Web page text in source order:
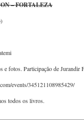
– FORTALEZA
e fotos. Participação de Jurandir
events/345121108985429/
todos os livros.